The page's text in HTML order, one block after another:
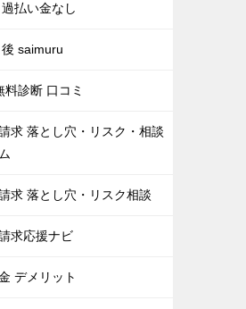
払い金なし
saimuru
料診断 口コミ
求 落とし穴・リスク・相談
求 落とし穴・リスク相談
求応援ナビ
デメリット